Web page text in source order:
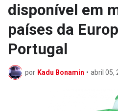
disponível em
países da
Portugal
por Kadu Bonamin • abril 05,